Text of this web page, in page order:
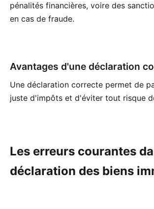
pénalités financières, voire des
en cas de fraude.
Avantages d'une déclaration
Une déclaration correcte permet de
juste d'impôts et d'éviter tout risque
Les erreurs courantes
déclaration des biens